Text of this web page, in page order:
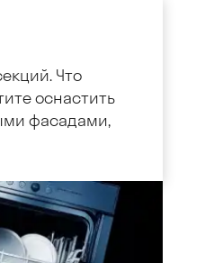
Что
оснастить
фасадами,